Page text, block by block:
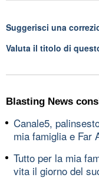
Suggerisci una
Valuta il titolo di
Blasting News
Canale5,
mia famiglia e Far
Tutto per la mia
vita il giorno del